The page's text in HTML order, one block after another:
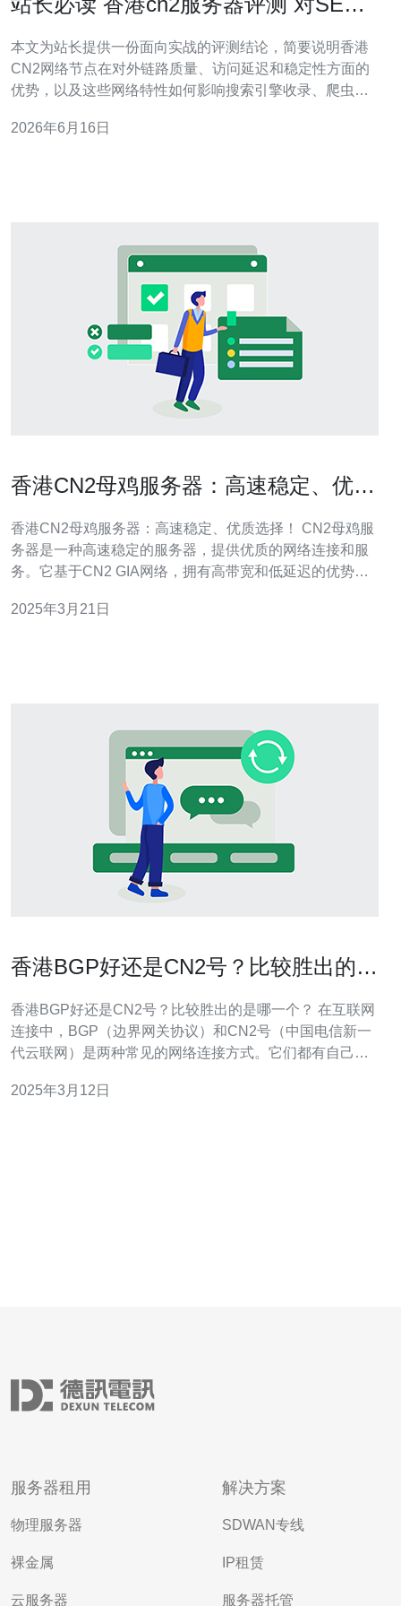
本文为站长提供一份面向实战的评测结论，简要说明香港
CN2网络节点在对外链路质量、访问延迟和稳定性方面的
优势，以及这些网络特性如何影响搜索引擎收录、爬虫抓
议，便于在不同业务场景下权衡选择。 哪个因素最直接影
2026年6月16日
香港CN2母鸡服务器：高速稳定、优质
香港CN2母鸡服务器：高速稳定、优质选择！ CN2母鸡服
务器是一种高速稳定的服务器，提供优质的网络连接和服
务。它基于CN2 GIA网络，拥有高带宽和低延迟的优势，
是许多企业和个人用户的首选，原因如下： 高速稳定的网
2025年3月21日
香港BGP好还是CN2号？比较胜出的是
香港BGP好还是CN2号？比较胜出的是哪一个？ 在互联网
连接中，BGP（边界网关协议）和CN2号（中国电信新一
代云联网）是两种常见的网络连接方式。它们都有自己的
决定使用哪种方式。 BGP是一种基于路由表的协议，通过
2025年3月12日
服务器租用
物理服务器
裸金属
云服务器
解决方案
SDWAN专线
IP租赁
服务器托管